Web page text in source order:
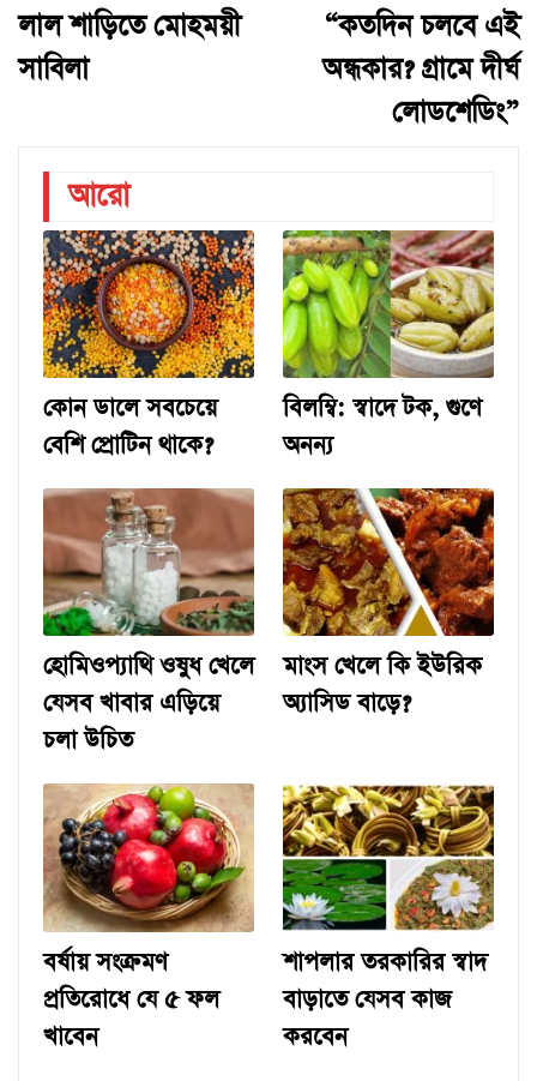
লাল শাড়িতে মোহময়ী
সাবিলা
“কতদিন চলবে এই
অন্ধকার? গ্রামে দীর্ঘ
লোডশেডিং”
আরো
কোন ডালে সবচেয়ে
বেশি প্রোটিন থাকে?
বিলম্বি: স্বাদে টক, গুণে
অনন্য
হোমিওপ্যাথি ওষুধ খেলে
যেসব খাবার এড়িয়ে
চলা উচিত
মাংস খেলে কি ইউরিক
অ্যাসিড বাড়ে?
বর্ষায় সংক্রমণ
প্রতিরোধে যে ৫ ফল
খাবেন
শাপলার তরকারির স্বাদ
বাড়াতে যেসব কাজ
করবেন